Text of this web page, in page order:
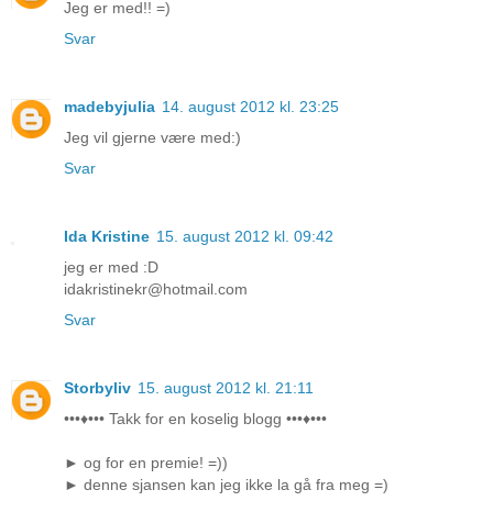
Jeg er med!! =)
Svar
madebyjulia 14. august 2012 kl. 23:25
Jeg vil gjerne være med:)
Svar
Ida Kristine 15. august 2012 kl. 09:42
jeg er med :D
idakristinekr@hotmail.com
Svar
Storbyliv 15. august 2012 kl. 21:11
•••♦••• Takk for en koselig blogg •••♦•••
► og for en premie! =))
► denne sjansen kan jeg ikke la gå fra meg =)